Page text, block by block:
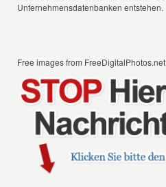
Unternehmensdatenbanken entstehen.
Free images from FreeDigitalPhotos.net